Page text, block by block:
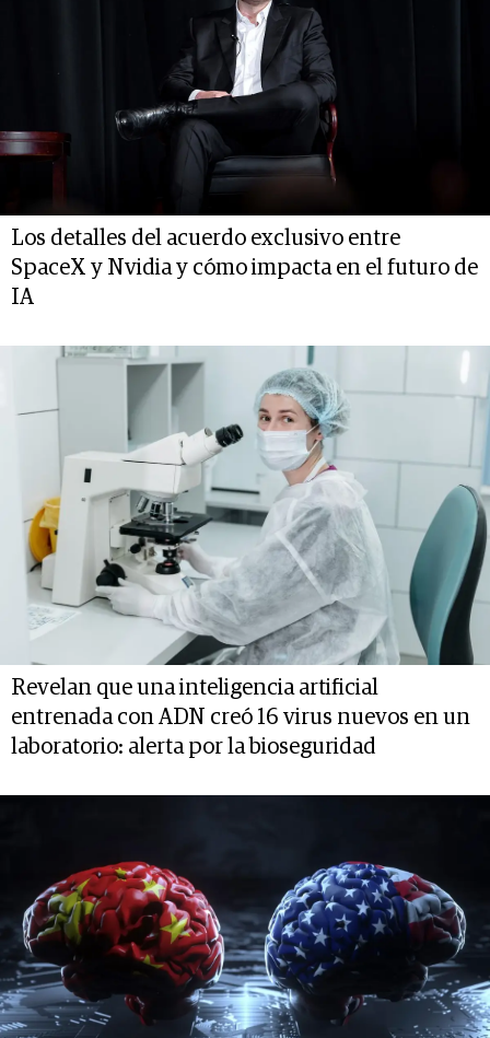
Los detalles del acuerdo exclusivo entre
SpaceX y Nvidia y cómo impacta en el futuro de
IA
Revelan que una inteligencia artificial
entrenada con ADN creó 16 virus nuevos en un
laboratorio: alerta por la bioseguridad